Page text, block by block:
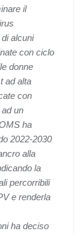
il
alcuni
con ciclo
donne
ad alta
con
un
ha
2022-2030
alla
la
percorribili
e renderla
ha deciso